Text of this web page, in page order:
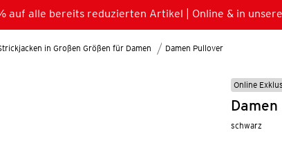
auf alle bereits reduzierten Artikel | Online & in
in Großen Größen für Damen Damen Pullover
Online
schwarz